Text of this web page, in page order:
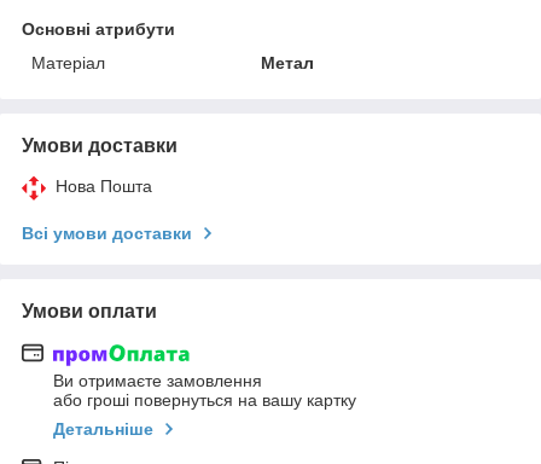
Основні атрибути
Матеріал
Метал
Умови доставки
Нова Пошта
Всі умови доставки
Умови оплати
Ви отримаєте замовлення
або гроші повернуться на вашу картку
Детальніше